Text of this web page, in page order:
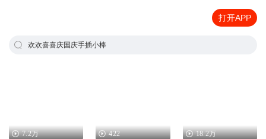
打开APP
欢欢喜喜庆国庆手插小棒
7.2万 422 18.2万